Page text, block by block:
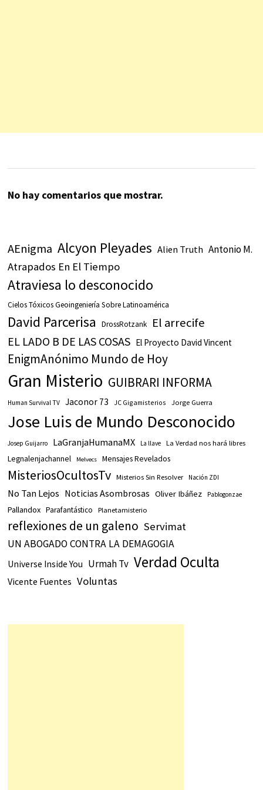
No hay comentarios que mostrar.
AEnigma Alcyon Pleyades Alien Truth Antonio M.
Atrapados En El Tiempo
Atraviesa lo desconocido
Cielos Tóxicos Geoingeniería Sobre Latinoamérica
David Parcerisa DrossRotzank El arrecife
EL LADO B DE LAS COSAS El Proyecto David Vincent
EnigmAnónimo Mundo de Hoy
Gran Misterio GUIBRARI INFORMA
Human Survival TV Jaconor 73 JC Gigamisterios Jorge Guerra
Jose Luis de Mundo Desconocido
Josep Guijarro LaGranjaHumanaMX La llave La Verdad nos hará libres
Legnalenjachannel Melvecs Mensajes Revelados
MisteriosOcultosTv Misterios Sin Resolver Nación ZDI
No Tan Lejos Noticias Asombrosas Oliver Ibáñez Pablogonzae
Pallandox Parafantástico Planetamisterio
reflexiones de un galeno Servimat
UN ABOGADO CONTRA LA DEMAGOGIA
Universe Inside You Urmah Tv Verdad Oculta
Vicente Fuentes Voluntas